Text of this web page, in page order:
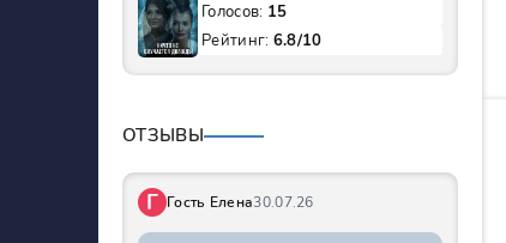
Голосов: 15
Рейтинг: 6.8/10
ОТЗЫВЫ
Г Гость Елена30.07.26